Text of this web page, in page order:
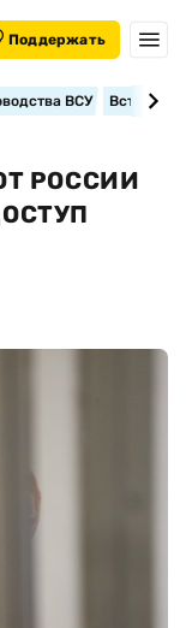
Поддержать
ВСУ
РОССИИ